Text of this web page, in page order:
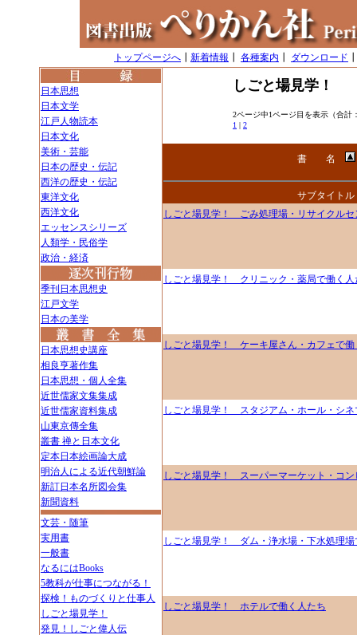
トップページへ 新着情報 各種案内 ダウンロード
日本思想
日本文学
江戸人物読本
日本文化
美術・芸能
日本の歴史・伝記
西洋の歴史・伝記
東洋文化
西洋文化
エッセンスシリーズ
人類学・民俗学
政治・経済
季刊日本思想史
江戸文学
日本の美学
日本思想史講座
相良亨著作集
日本思想・個人全集
近世儒家文集集成
近世儒家資料集成
山東京傳全集
叢書 禅と日本文化
定本日本絵画論大成
明治人による近代朝鮮論
新訂日本名所図会集
新聞資料
文芸・随筆
実用書
一般書
なるにはBooks
5教科が仕事につながる！
探検！ものづくりと仕事人
しごと場見学！
発見！しごと偉人伝
しごと場見学！
2ページ中1ページ目を表示（合計
1 | 2
書 名
サブタイトル
しごと場見学！ ごみ処理場・リサイクルセ
しごと場見学！ クリニック・薬局で働く人
しごと場見学！ ケーキ屋さん・カフェで働
しごと場見学！ スタジアム・ホール・シ
しごと場見学！ スーパーマーケット・コ
しごと場見学！ ダム・浄水場・下水処理場
しごと場見学！ ホテルで働く人たち